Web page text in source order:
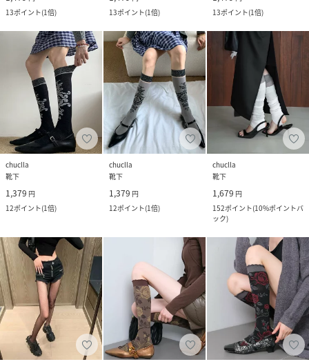
13ポイント(1倍)
13ポイント(1倍)
13ポイント(1倍)
chuclla
靴下
1,379 円
12ポイント(1倍)
chuclla
靴下
1,379 円
12ポイント(1倍)
chuclla
靴下
1,679 円
152ポイント(10%ポイントバ
ック)